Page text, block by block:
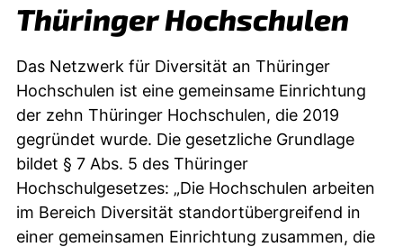
Thüringer Hochschulen
Das Netzwerk für Diversität an Thüringer
Hochschulen ist eine gemeinsame Einrichtung
der zehn Thüringer Hochschulen, die 2019
gegründet wurde. Die gesetzliche Grundlage
bildet § 7 Abs. 5 des Thüringer
Hochschulgesetzes: „Die Hochschulen arbeiten
im Bereich Diversität standortübergreifend in
einer gemeinsamen Einrichtung zusammen, die